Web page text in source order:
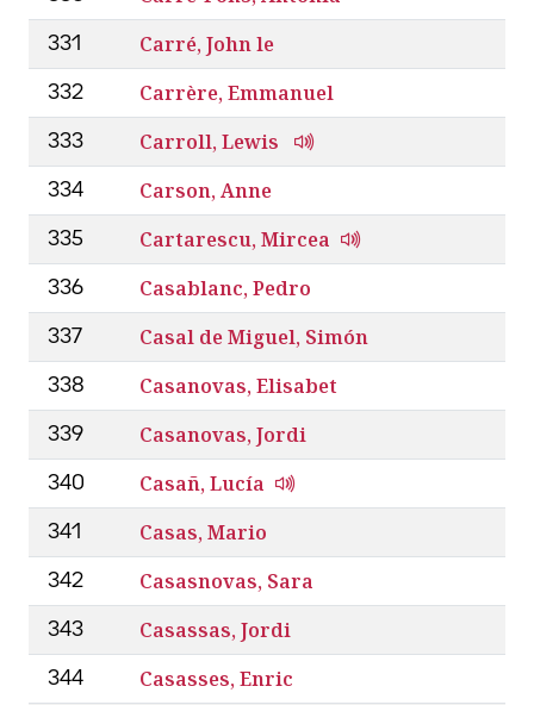
331 Carré, John le
332 Carrère, Emmanuel
333 Carroll, Lewis
334 Carson, Anne
335 Cartarescu, Mircea
336 Casablanc, Pedro
337 Casal de Miguel, Simón
338 Casanovas, Elisabet
339 Casanovas, Jordi
340 Casañ, Lucía
341 Casas, Mario
342 Casasnovas, Sara
343 Casassas, Jordi
344 Casasses, Enric